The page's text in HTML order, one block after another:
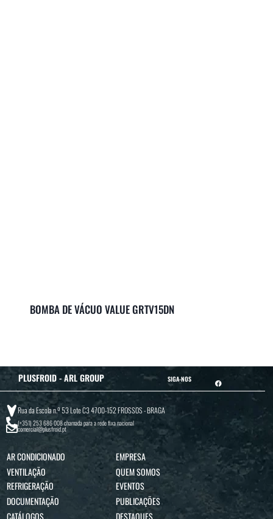
BOMBA DE VÁCUO VALUE GRTV15DN
PLUSFROID - ARL GROUP SIGA-NOS
Rua da Escola n.º 53 Lote C3 4700-152 FROSSOS - BRAGA
(+351) 253 686 008chamada para a rede fixa nacional
comercial@plusfroid.pt
AR CONDICIONADO
VENTILAÇÃO
REFRIGERAÇÃO
EMPRESA
QUEM SOMOS
EVENTOS
DOCUMENTAÇÃO
PUBLICAÇÕES